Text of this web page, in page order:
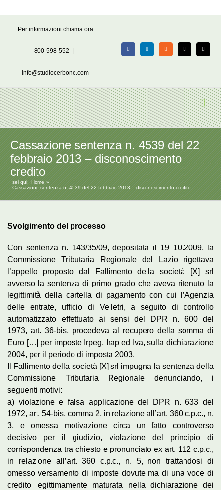
Per informazioni chiama ora
800-598-552
info@studiocerbone.com
FacebookLinkedIn Rss X Email
Cassazione sentenza n. 4539 del 22
febbraio 2013 – disconoscimento
credito
sei qui:
Home
Cassazione sentenza n. 4539 del 22 febbraio 2013 – disconoscimento credito
Svolgimento del processo
Con sentenza n. 143/35/09, depositata il 19 10.2009, la
Commissione Tributaria Regionale del Lazio rigettava
l’appello proposto dal Fallimento della società [X] srl
avverso la sentenza di primo grado che aveva ritenuto la
legittimità della cartella di pagamento con cui l’Agenzia
delle entrate, ufficio di Velletri, a seguito di controllo
automatizzato effettuato ai sensi del DPR n. 600 del
1973, art. 36-bis, procedeva al recupero della somma di
Euro […] per imposte Irpeg, Irap ed Iva, sulla dichiarazione
2004, per il periodo di imposta 2003.
Il Fallimento della società [X] srl impugna la sentenza della
Commissione Tributaria Regionale denunciando, i
seguenti motivi:
a) violazione e falsa applicazione del DPR n. 633 del
1972, art. 54-bis, comma 2, in relazione all’art. 360 c.p.c., n.
3, e omessa motivazione circa un fatto controverso
decisivo per il giudizio, violazione del principio di
corrispondenza tra chiesto e pronunciato ex art. 112 c.p.c.,
in relazione all’art. 360 c.p.c., n. 5, non trattandosi di
omesso versamento di imposte dovute ma di una voce di
credito legittimamente maturata nella dichiarazione dei